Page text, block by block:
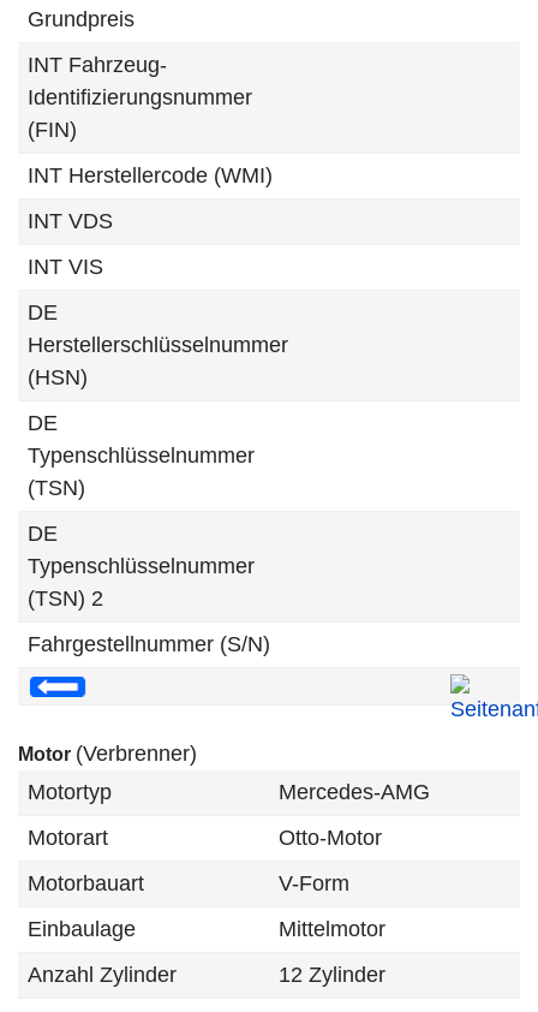
Grundpreis
INT Fahrzeug-
Identifizierungsnummer
(FIN)
INT Herstellercode (WMI)
INT VDS
INT VIS
DE
Herstellerschlüsselnummer
(HSN)
DE
Typenschlüsselnummer
(TSN)
DE
Typenschlüsselnummer
(TSN) 2
Fahrgestellnummer (S/N)
Motor (Verbrenner)
Motortyp
Mercedes-AMG
Motorart
Otto-Motor
Motorbauart
V-Form
Einbaulage
Mittelmotor
Anzahl Zylinder
12 Zylinder